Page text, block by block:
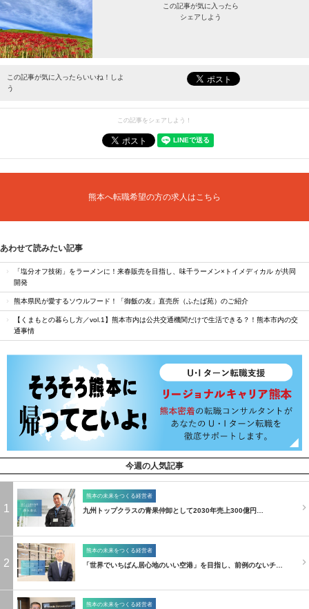
この記事が気に入ったら
シェアしよう
最新情報をお届けします。
この記事が気に入ったらいいね！しよ
う
この記事をシェアしよう！
熊本へ転職希望の方の求人はこちら
あわせて読みたい記事
「塩分オフ技術」をラーメンに！来春販売を目指し、味千ラーメン×トイメディカル が共同
開発
熊本県民が愛するソウルフード！「御飯の友」直売所（ふたば苑）のご紹介
【くまもとの暮らし方／vol.1】熊本市内は公共交通機関だけで生活できる？！熊本市内の交
通事情
今週の人気記事
1
熊本の未来をつくる経営者
九州トップクラスの青果仲卸として2030年売上300億円…
2
熊本の未来をつくる経営者
「世界でいちばん居心地のいい空港」を目指し、前例のないチ…
熊本の未来をつくる経営者